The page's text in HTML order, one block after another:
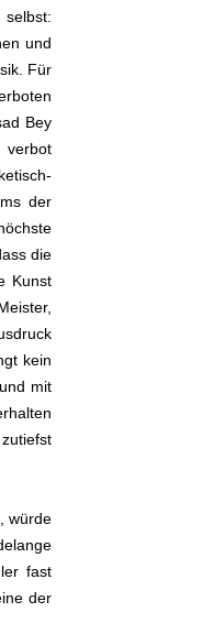
und
Für
Bey
verbot
der
die
Kunst
kein
mit
würde
fast
der